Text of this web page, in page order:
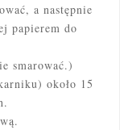
a następnie
papierem do
smarować.)
około 15